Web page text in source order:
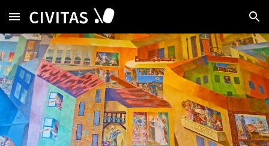
Skip to main content Skip to navigation